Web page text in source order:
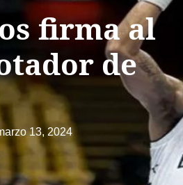
firma al
de
13, 2024